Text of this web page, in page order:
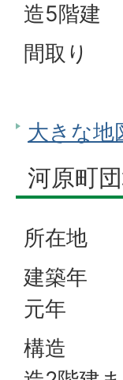
造5階建
間取り
大きな地
河原町
所在地
建築年
元年
構造 鉄